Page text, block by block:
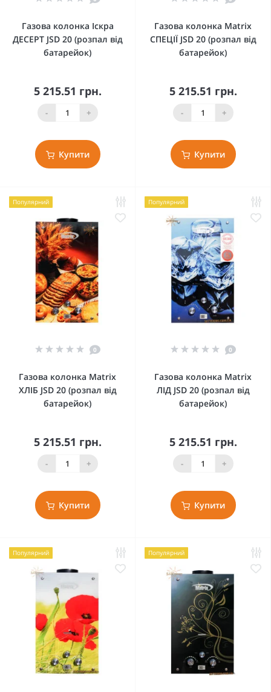
Газова колонка Іскра
ДЕСЕРТ JSD 20 (розпал від
батарейок)
5 215.51 грн.
- +
Купити
Газова колонка Matrix
СПЕЦІЇ JSD 20 (розпал від
батарейок)
5 215.51 грн.
- +
Купити
Популярний
0
Газова колонка Matrix
ХЛІБ JSD 20 (розпал від
батарейок)
5 215.51 грн.
- +
Купити
Популярний
0
Газова колонка Matrix
ЛІД JSD 20 (розпал від
батарейок)
5 215.51 грн.
- +
Купити
Популярний Популярний